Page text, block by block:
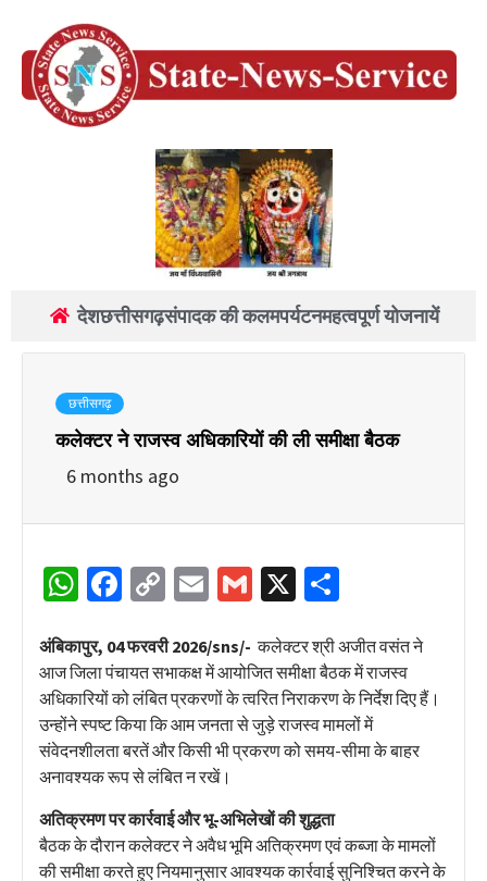
देशछत्तीसगढ़संपादक की कलमपर्यटनमहत्वपूर्ण योजनायें
छत्तीसगढ़
कलेक्टर ने राजस्व अधिकारियों की ली समीक्षा बैठक
6 months ago
WhatsApp
Facebook
CopyEmailGmail
X
अंबिकापुर, 04 फरवरी 2026/sns/- कलेक्टर श्री अजीत वसंत ने
आज जिला पंचायत सभाकक्ष में आयोजित समीक्षा बैठक में राजस्व
अधिकारियों को लंबित प्रकरणों के त्वरित निराकरण के निर्देश दिए हैं।
उन्होंने स्पष्ट किया कि आम जनता से जुड़े राजस्व मामलों में
संवेदनशीलता बरतें और किसी भी प्रकरण को समय-सीमा के बाहर
अनावश्यक रूप से लंबित न रखें।
अतिक्रमण पर कार्रवाई और भू-अभिलेखों की शुद्धता
बैठक के दौरान कलेक्टर ने अवैध भूमि अतिक्रमण एवं कब्जा के मामलों
की समीक्षा करते हुए नियमानुसार आवश्यक कार्रवाई सुनिश्चित करने के